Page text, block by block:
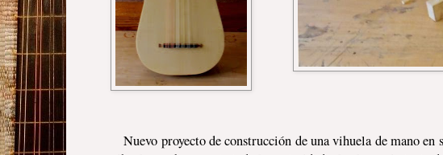
Nuevo proyecto de construcción de una vihuela de mano